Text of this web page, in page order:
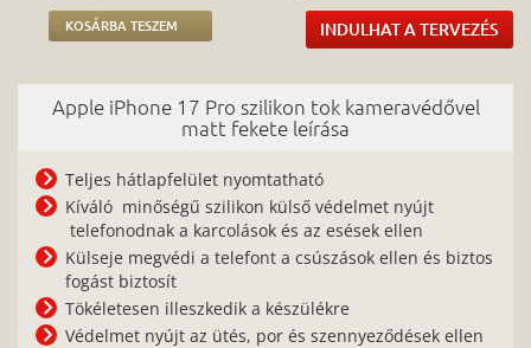
KOSÁRBA TESZEM INDULHAT A TERVEZÉS
Apple iPhone 17 Pro szilikon tok kameravédővel
matt fekete leírása
Teljes hátlapfelület nyomtatható
Kíváló minőségű szilikon külső védelmet nyújt
telefonodnak a karcolások és az esések ellen
Külseje megvédi a telefont a csúszások ellen és biztos
fogást biztosít
Tökéletesen illeszkedik a készülékre
Védelmet nyújt az ütés, por és szennyeződések ellen